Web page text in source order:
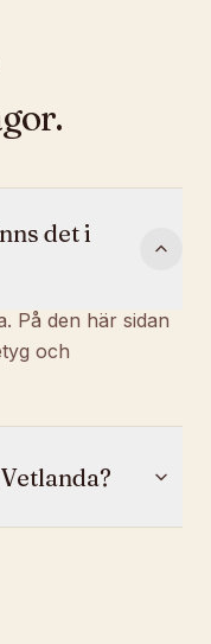
det i
På den här sidan
och